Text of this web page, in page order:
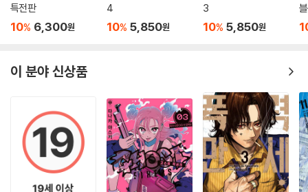
특전판
10% 6,300원
4
10% 5,850원
3
10% 5,850원
이 분야 신상품